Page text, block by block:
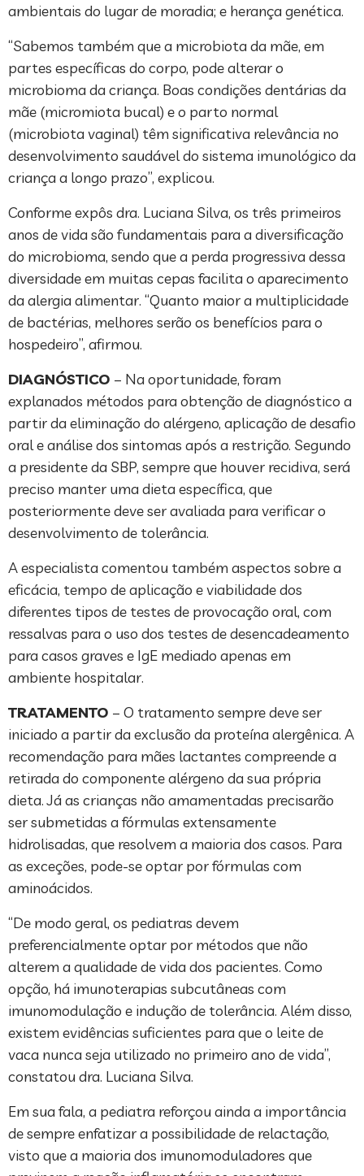
ambientais do lugar de moradia; e herança genética.
“Sabemos também que a microbiota da mãe, em
partes específicas do corpo, pode alterar o
microbioma da criança. Boas condições dentárias da
mãe (micromiota bucal) e o parto normal
(microbiota vaginal) têm significativa relevância no
desenvolvimento saudável do sistema imunológico da
criança a longo prazo”, explicou.
Conforme expôs dra. Luciana Silva, os três primeiros
anos de vida são fundamentais para a diversificação
do microbioma, sendo que a perda progressiva dessa
diversidade em muitas cepas facilita o aparecimento
da alergia alimentar. “Quanto maior a multiplicidade
de bactérias, melhores serão os benefícios para o
hospedeiro”, afirmou.
DIAGNÓSTICO – Na oportunidade, foram
explanados métodos para obtenção de diagnóstico a
partir da eliminação do alérgeno, aplicação de desafio
oral e análise dos sintomas após a restrição. Segundo
a presidente da SBP, sempre que houver recidiva, será
preciso manter uma dieta específica, que
posteriormente deve ser avaliada para verificar o
desenvolvimento de tolerância.
A especialista comentou também aspectos sobre a
eficácia, tempo de aplicação e viabilidade dos
diferentes tipos de testes de provocação oral, com
ressalvas para o uso dos testes de desencadeamento
para casos graves e IgE mediado apenas em
ambiente hospitalar.
TRATAMENTO – O tratamento sempre deve ser
iniciado a partir da exclusão da proteína alergênica. A
recomendação para mães lactantes compreende a
retirada do componente alérgeno da sua própria
dieta. Já as crianças não amamentadas precisarão
ser submetidas a fórmulas extensamente
hidrolisadas, que resolvem a maioria dos casos. Para
as exceções, pode-se optar por fórmulas com
aminoácidos.
“De modo geral, os pediatras devem
preferencialmente optar por métodos que não
alterem a qualidade de vida dos pacientes. Como
opção, há imunoterapias subcutâneas com
imunomodulação e indução de tolerância. Além disso,
existem evidências suficientes para que o leite de
vaca nunca seja utilizado no primeiro ano de vida”,
constatou dra. Luciana Silva.
Em sua fala, a pediatra reforçou ainda a importância
de sempre enfatizar a possibilidade de relactação,
visto que a maioria dos imunomoduladores que